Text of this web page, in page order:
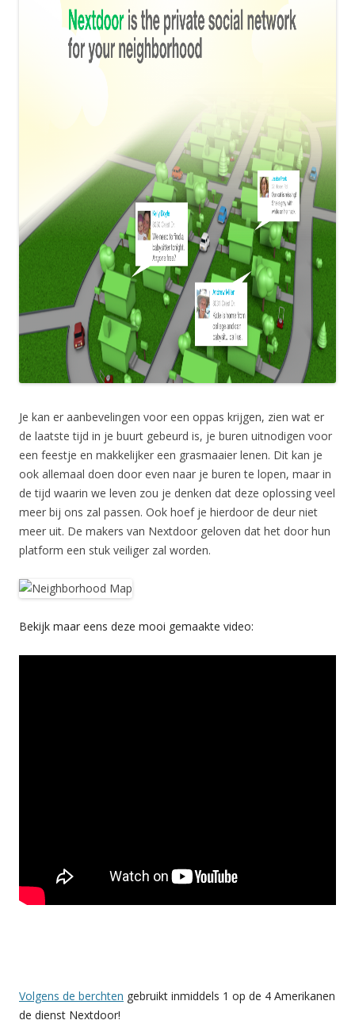
Je kan er aanbevelingen voor een oppas krijgen, zien wat er
de laatste tijd in je buurt gebeurd is, je buren uitnodigen voor
een feestje en makkelijker een grasmaaier lenen. Dit kan je
ook allemaal doen door even naar je buren te lopen, maar in
de tijd waarin we leven zou je denken dat deze oplossing veel
meer bij ons zal passen. Ook hoef je hierdoor de deur niet
meer uit. De makers van Nextdoor geloven dat het door hun
platform een stuk veiliger zal worden.
Bekijk maar eens deze mooi gemaakte video:
Volgens de berchten gebruikt inmiddels 1 op de 4 Amerikanen
de dienst Nextdoor!